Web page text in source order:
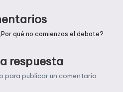
qué no comienzas el debate?
respuesta
para publicar un comentario.